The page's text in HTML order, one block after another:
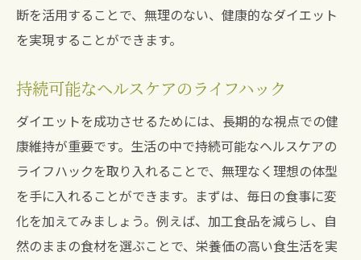
断を活用することで、無理のない、健康的なダイエット
を実現することができます。
持続可能なヘルスケアのライフハック
ダイエットを成功させるためには、長期的な視点での健
康維持が重要です。生活の中で持続可能なヘルスケアの
ライフハックを取り入れることで、無理なく理想の体型
を手に入れることができます。まずは、毎日の食事に変
化を加えてみましょう。例えば、加工食品を減らし、自
然のままの食材を選ぶことで、栄養価の高い食生活を実